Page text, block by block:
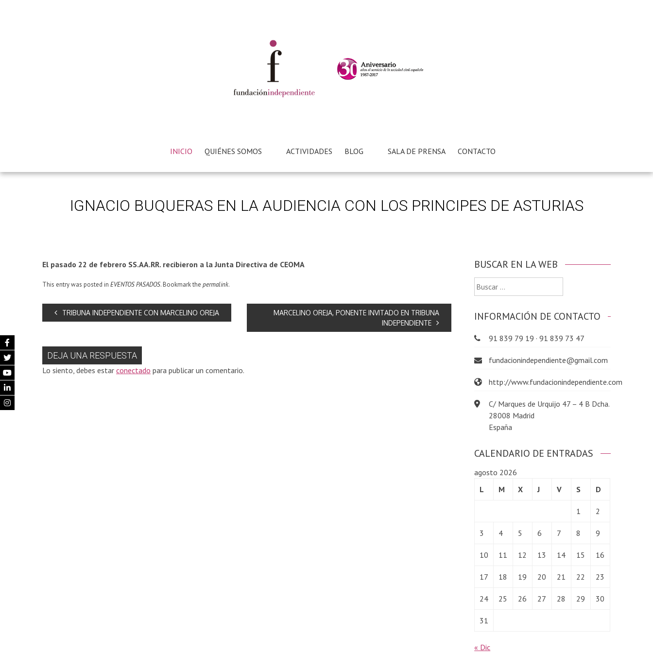
INICIO QUIÉNES SOMOS ACTIVIDADES BLOG SALA DE PRENSA CONTACTO
IGNACIO BUQUERAS EN LA AUDIENCIA CON LOS PRINCIPES DE ASTURIAS
El pasado 22 de febrero SS.AA.RR. recibieron a la Junta Directiva de CEOMA
This entry was posted in EVENTOS PASADOS. Bookmark the permalink.
TRIBUNA INDEPENDIENTE CON MARCELINO OREJA
MARCELINO OREJA, PONENTE INVITADO EN TRIBUNA
INDEPENDIENTE
DEJA UNA RESPUESTA
Lo siento, debes estar conectado para publicar un comentario.
BUSCAR EN LA WEB
Buscar:
INFORMACIÓN DE CONTACTO
91 839 79 19 · 91 839 73 47
fundacionindependiente@gmail.com
http://www.fundacionindependiente.com
C/ Marques de Urquijo 47 – 4 B Dcha.
28008 Madrid
España
CALENDARIO DE ENTRADAS
agosto 2026
L
M X J V S D
1 2
3 4 5 6 7 8 9
10 11 12 13 14 15 16
17 18 19 20 21 22 23
24 25 26 27 28 29 30
31
« Dic